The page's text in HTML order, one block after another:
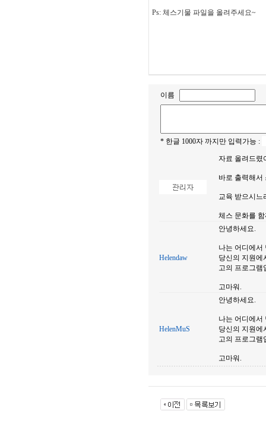
Ps: 체스기물 파일을 올려주세요~
이름
* 한글 1000자 까지만 입력가능 :
자료 올려드렸
바로 출력해서
교육 받으시느
체스 문화를
Helendaw
안녕하세요.
나는 어디에서
당신의 지원에
고의 프로그램
고마워.
HelenMuS
안녕하세요.
나는 어디에서
당신의 지원에
고의 프로그램
고마워.